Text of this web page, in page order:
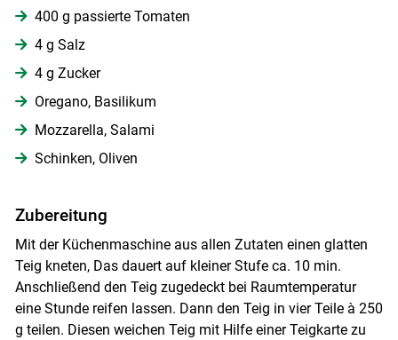
Skip to main content
400 g passierte Tomaten
4 g Salz
4 g Zucker
Oregano, Basilikum
Mozzarella, Salami
Schinken, Oliven
Zubereitung
Mit der Küchenmaschine aus allen Zutaten einen glatten
Teig kneten, Das dauert auf kleiner Stufe ca. 10 min.
Anschließend den Teig zugedeckt bei Raumtemperatur
eine Stunde reifen lassen. Dann den Teig in vier Teile à 250
g teilen. Diesen weichen Teig mit Hilfe einer Teigkarte zu